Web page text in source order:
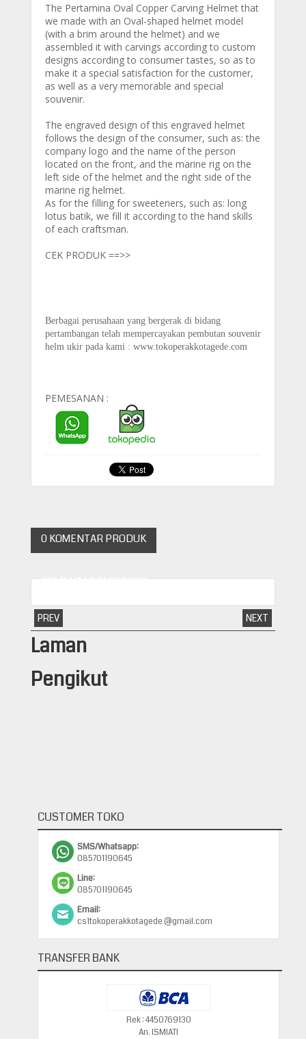
The Pertamina Oval Copper Carving Helmet that
we made with an Oval-shaped helmet model
(with a brim around the helmet) and we
assembled it with carvings according to custom
designs according to consumer tastes, so as to
make it a special satisfaction for the customer,
as well as a very memorable and special
souvenir.
The engraved design of this engraved helmet
follows the design of the consumer, such as: the
company logo and the name of the person
located on the front, and the marine rig on the
left side of the helmet and the right side of the
marine rig helmet.
As for the filling for sweeteners, such as: long
lotus batik, we fill it according to the hand skills
of each craftsman.
CEK PRODUK ==>>
Berbagai perusahaan yang bergerak di bidang
pertambangan telah mempercayakan pembutan souvenir
helm ukir pada kami : www.tokoperakkotagede.com
PEMESANAN :
0 KOMENTAR PRODUK
KOMENTAR FACEBOOK
PREV NEXT
Laman
Pengikut
CUSTOMER TOKO
SMS/Whatsapp:
085701190645
Line:
085701190645
Email:
cs1tokoperakkotagede @gmail.com
TRANSFER BANK
Rek : 4450769130
An. ISMIATI